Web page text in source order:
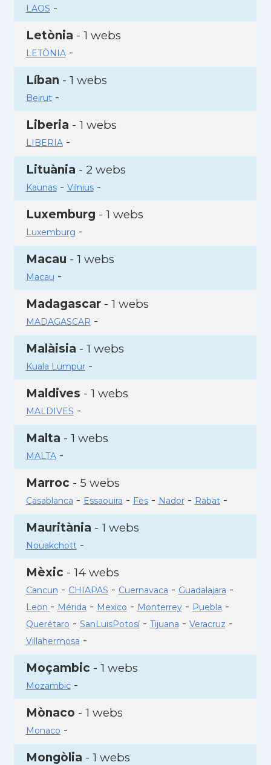
LAOS -
Letònia - 1 webs
LETÒNIA-
Líban - 1 webs
Beirut-
Liberia - 1 webs
LIBERIA-
Lituània - 2 webs
Kaunas- Vilnius-
Luxemburg - 1 webs
Luxemburg -
Macau - 1 webs
Macau -
Madagascar- 1 webs
MADAGASCAR -
Malàisia - 1 webs
Kuala Lumpur-
Maldives - 1 webs
MALDIVES -
Malta - 1 webs
MALTA-
Marroc - 5 webs
Casablanca - Essaouira - Fes- Nador- Rabat-
Mauritània - 1 webs
Nouakchott-
Mèxic - 14 webs
Cancun - CHIAPAS - Cuernavaca - Guadalajara -
Leon - Mérida - Mexico - Monterrey- Puebla -
Querétaro - SanLuisPotosí- Tijuana - Veracruz -
Villahermosa -
Moçambic - 1 webs
Mozambic-
Mònaco - 1 webs
Monaco -
Mongòlia - 1 webs